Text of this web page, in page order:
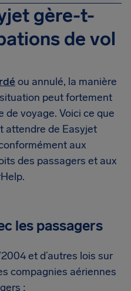
gère-t-
de vol
ou annulé, la manière
peut fortement
voyage. Voici ce que
attendre de Easyjet
aux
des passagers et aux
les passagers
et d’autres lois sur
compagnies aériennes
: